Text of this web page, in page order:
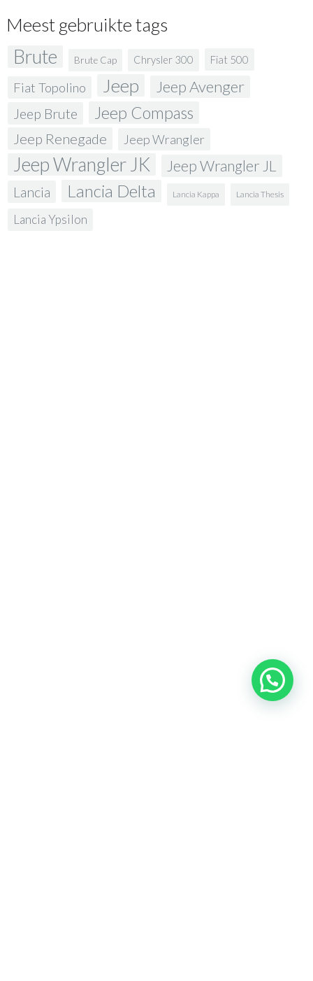
Meest gebruikte tags
Brute Brute Cap Chrysler 300 Fiat 500
Fiat Topolino Jeep Jeep Avenger
Jeep Brute Jeep Compass
Jeep Renegade Jeep Wrangler
Jeep Wrangler JK Jeep Wrangler JL
Lancia Lancia Delta Lancia Kappa Lancia Thesis
Lancia Ypsilon